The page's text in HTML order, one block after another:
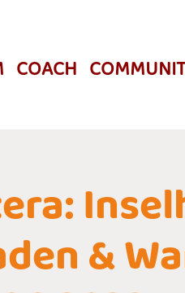
COACH
&